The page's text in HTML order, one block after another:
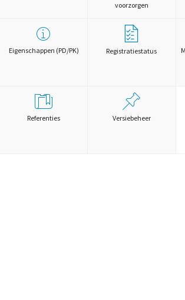
voorzorgen
Eigenschappen (PD/PK) Registratiestatus
Referenties Versiebeheer